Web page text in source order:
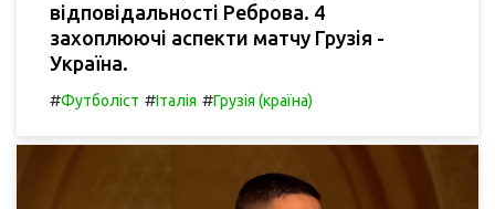
відповідальності Реброва. 4
захоплюючі аспекти матчу Грузія -
Україна.
#Футболіст #Італія #Грузія (країна)